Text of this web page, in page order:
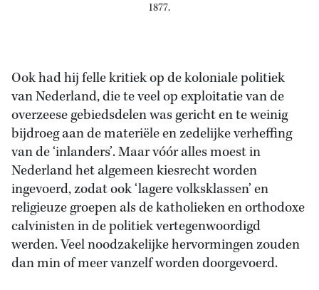
1877.
Ook had hij felle kritiek op de koloniale politiek
van Nederland, die te veel op exploitatie van de
overzeese gebiedsdelen was gericht en te weinig
bijdroeg aan de materiële en zedelijke verheffing
van de ‘inlanders’. Maar vóór alles moest in
Nederland het algemeen kiesrecht worden
ingevoerd, zodat ook ‘lagere volksklassen’ en
religieuze groepen als de katholieken en orthodoxe
calvinisten in de politiek vertegenwoordigd
werden. Veel noodzakelijke hervormingen zouden
dan min of meer vanzelf worden doorgevoerd.